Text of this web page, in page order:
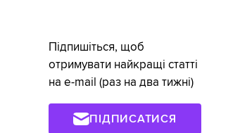
Підпишіться, щоб
отримувати найкращі статті
на e-mail (раз на два тижні)
ПІДПИСАТИСЯ